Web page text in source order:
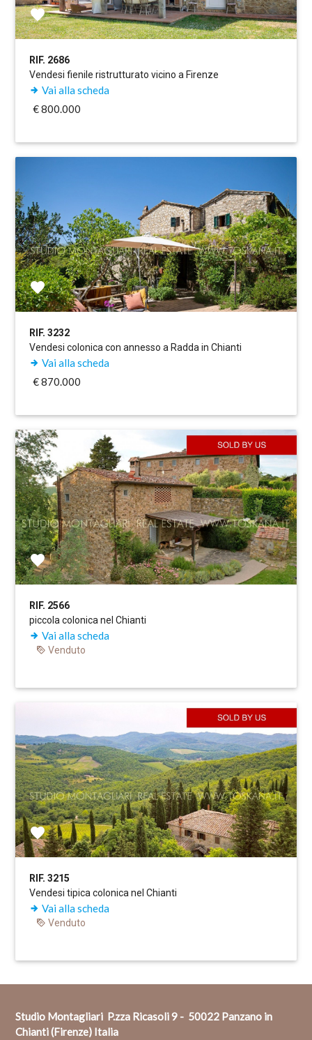
RIF. 2686
Vendesi fienile ristrutturato vicino a Firenze
Vai alla scheda
€ 800.000
RIF. 3232
Vendesi colonica con annesso a Radda in Chianti
Vai alla scheda
€ 870.000
RIF. 2566
piccola colonica nel Chianti
Vai alla scheda
Venduto
RIF. 3215
Vendesi tipica colonica nel Chianti
Vai alla scheda
Venduto
Studio Montagliari P.zza Ricasoli 9 - 50022 Panzano in
Chianti (Firenze) Italia